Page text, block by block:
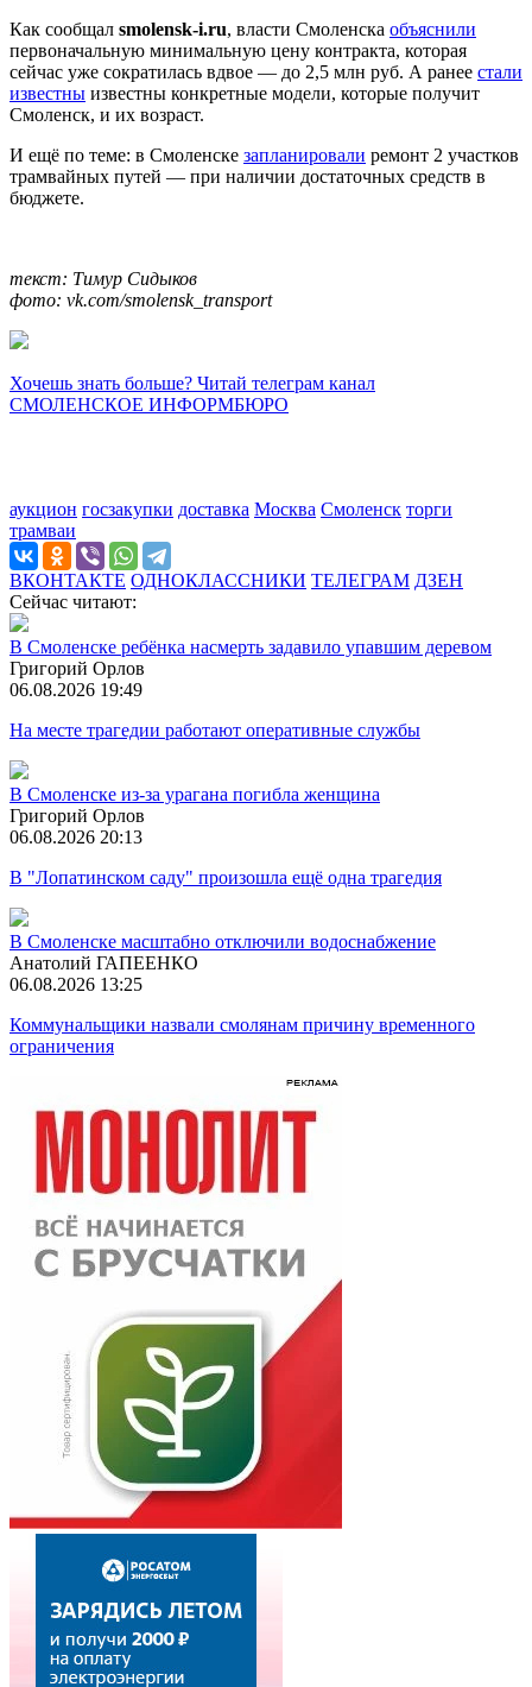
Как сообщал smolensk-i.ru, власти Смоленска объяснили
первоначальную минимальную цену контракта, которая
сейчас уже сократилась вдвое — до 2,5 млн руб. А ранее стали
известны известны конкретные модели, которые получит
Смоленск, и их возраст.
И ещё по теме: в Смоленске запланировали ремонт 2 участков
трамвайных путей — при наличии достаточных средств в
бюджете.
текст: Тимур Сидыков
фото: vk.com/smolensk_transport
Хочешь знать больше? Читай телеграм канал
СМОЛЕНСКОЕ ИНФОРМБЮРО
аукцион госзакупки доставка Москва Смоленск торги
трамваи
ВКОНТАКТЕ ОДНОКЛАССНИКИ ТЕЛЕГРАМ ДЗЕН
Сейчас читают:
В Смоленске ребёнка насмерть задавило упавшим деревом
Григорий Орлов
06.08.2026 19:49
На месте трагедии работают оперативные службы
В Смоленске из-за урагана погибла женщина
Григорий Орлов
06.08.2026 20:13
В "Лопатинском саду" произошла ещё одна трагедия
В Смоленске масштабно отключили водоснабжение
Анатолий ГАПЕЕНКО
06.08.2026 13:25
Коммунальщики назвали смолянам причину временного
ограничения